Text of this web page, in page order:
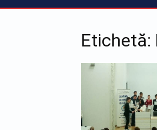
Etichetă: